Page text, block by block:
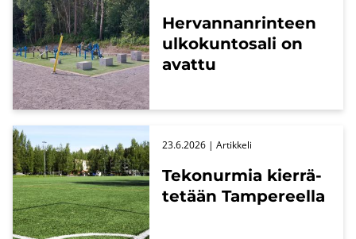
Her­van­nan­rin­teen
ul­ko­kun­to­sa­li on
avat­tu
Te­ko­nur­mia kier­rä­
te­tään Tam­pe­reel­la
23.6.2026 | Ar­tik­ke­li